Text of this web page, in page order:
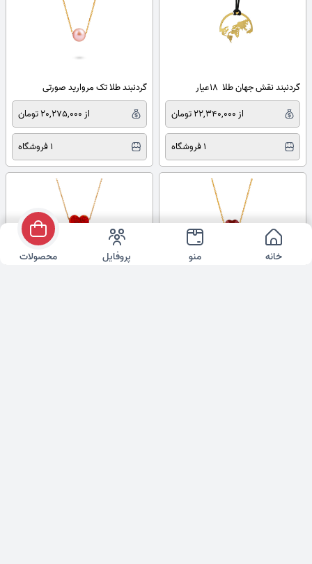
گردنبند نقش جهان طلا 18عیار
از 22,340,000 تومان
1 فروشگاه
گردنبند طلا تک مروارید صورتی
از 20,275,000 تومان
1 فروشگاه
خانه منو پروفایل محصولات